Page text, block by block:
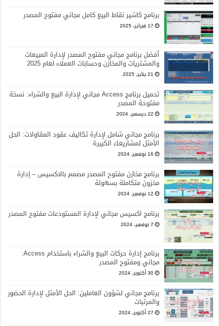
برنامج كاشير نقاط البيع كامل مجاني مفتوح المصدر
17 فبراير، 2025
أفضل برنامج مجاني مفتوح المصدر لإدارة المبيعات
والمشتريات والمخازن وحسابات العملاء لعام 2025
21 يناير، 2025
تحميل برنامج Access مجاني لإدارة البيع والشراء: نسخة
مفتوحة المصدر
22 ديسمبر، 2024
برنامج مجاني شامل لإدارة تكاليف عقود المقاولات: الحل
الأمثل لمشاريعك الكبيرة
16 نوفمبر، 2024
برنامج مخازن مفتوح المصدر مصمم بالاكسيس – إدارة
مخزون متكاملة بسهولة
12 نوفمبر، 2024
برنامج اكسيس مجاني لإدارة المستودعات مفتوح المصدر
7 نوفمبر، 2024
برنامج إدارة حركات البيع والشراء باستخدام Access:
مجاني ومفتوح المصدر
30 أكتوبر، 2024
برنامج مجاني لشؤون العاملين: الحل الأمثل لإدارة الحضور
والمرتبات
27 أكتوبر، 2024